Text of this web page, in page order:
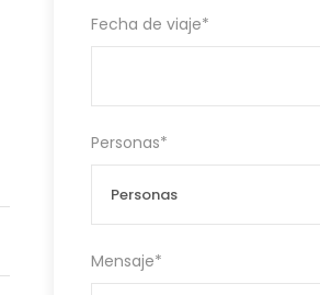
Fecha de viaje*
Personas*
Mensaje*